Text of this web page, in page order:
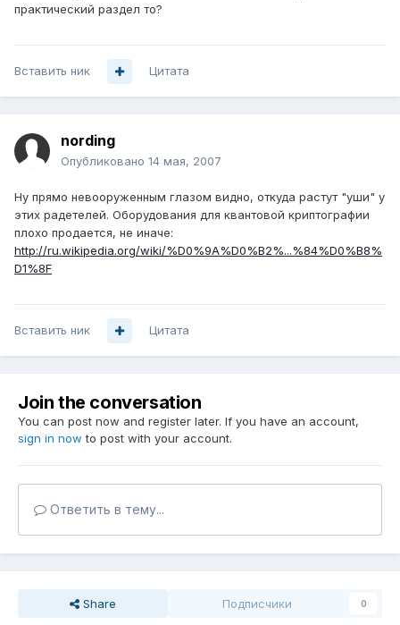
практический раздел то?
Вставить ник Цитата
nording
Опубликовано 14 мая, 2007
Ну прямо невооруженным глазом видно, откуда растут "уши" у
этих радетелей. Оборудования для квантовой криптографии
плохо продается, не иначе:
http://ru.wikipedia.org/wiki/%D0%9A%D0%B2%...%84%D0%B8%
D1%8F
Вставить ник Цитата
Join the conversation
You can post now and register later. If you have an account,
sign in now to post with your account.
Ответить в тему...
Share Подписчики 0